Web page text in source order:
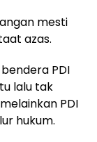
mesti
azas.
PDI
lalu tak
PDI
hukum.